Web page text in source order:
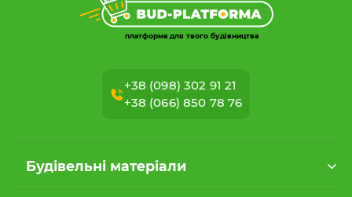
платформа для твого будівництва
+38 (098) 302 91 21
+38 (066) 850 78 76
Будівельні матеріали